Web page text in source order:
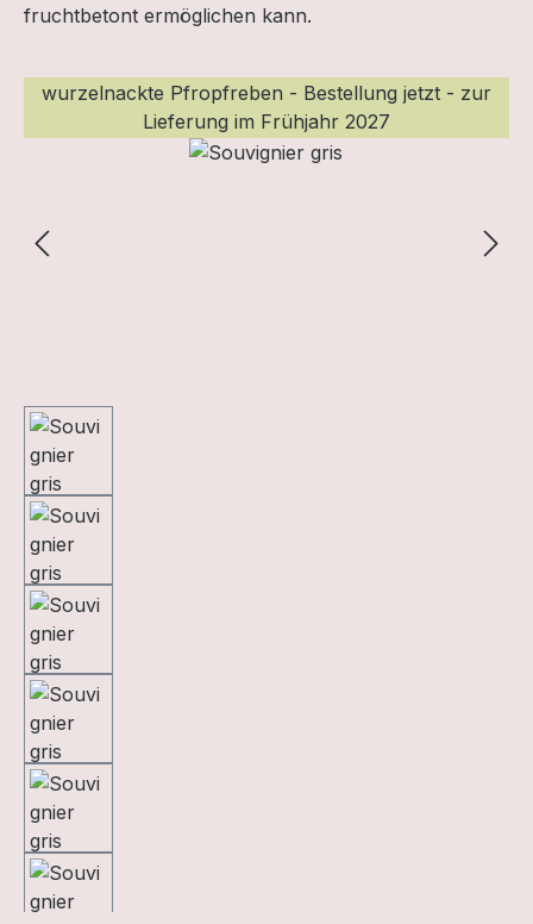
fruchtbetont ermöglichen kann.
Bildergalerie überspringen
wurzelnackte Pfropfreben - Bestellung jetzt - zur
Lieferung im Frühjahr 2027